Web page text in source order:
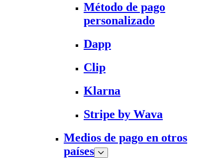
Método de pago
personalizado
Dapp
Clip
Klarna
Stripe by Wava
Medios de pago en otros
países